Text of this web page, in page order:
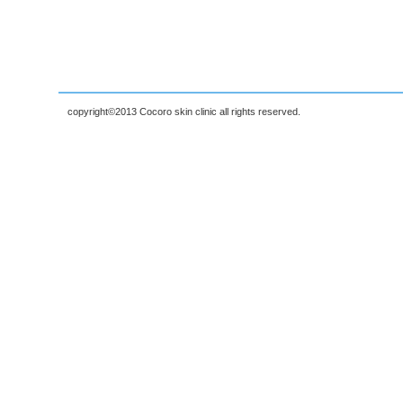
copyright©2013 Cocoro skin clinic all rights reserved.